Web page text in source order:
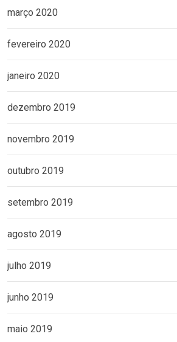
março 2020
fevereiro 2020
janeiro 2020
dezembro 2019
novembro 2019
outubro 2019
setembro 2019
agosto 2019
julho 2019
junho 2019
maio 2019